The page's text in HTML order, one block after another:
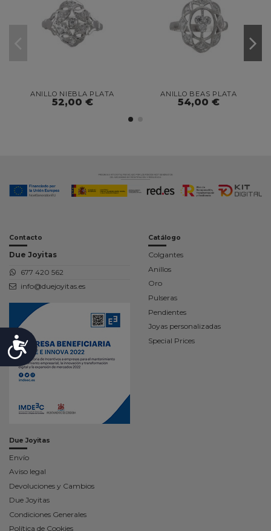
Accesibilidad
ANILLO NIEBLA PLATA
52,00 €
ANILLO BEAS PLATA
54,00 €
Contacto
Due Joyitas
677 420 562
info@duejoyitas.es
Catálogo
Colgantes
Anillos
Oro
Pulseras
Pendientes
Joyas personalizadas
Special Prices
Due Joyitas
Envío
Aviso legal
Devoluciones y Cambios
Due Joyitas
Condiciones Generales
Política de Cookies